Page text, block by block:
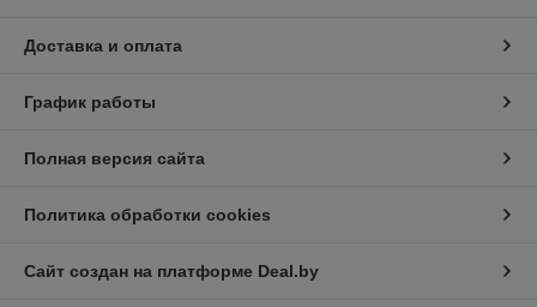
Доставка и оплата
График работы
Полная версия сайта
Политика обработки cookies
Сайт создан на платформе Deal.by